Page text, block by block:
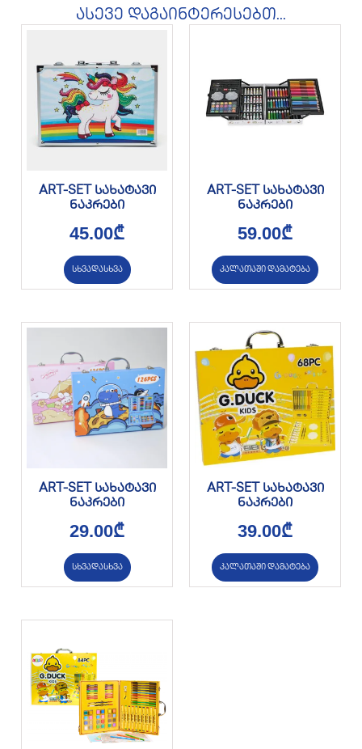
ასევე დაგაინტერესებთ...
ART-SET სახატავი
ნაკრები
45.00₾
სხვადასხვა
ART-SET სახატავი
ნაკრები
59.00₾
კალათაში დამატება
ART-SET სახატავი
ნაკრები
29.00₾
სხვადასხვა
ART-SET სახატავი
ნაკრები
39.00₾
კალათაში დამატება